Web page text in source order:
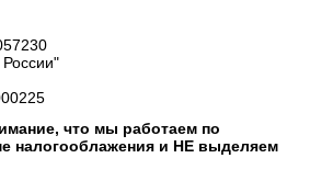
что мы работаем по
налогооблажения и НЕ выделяем